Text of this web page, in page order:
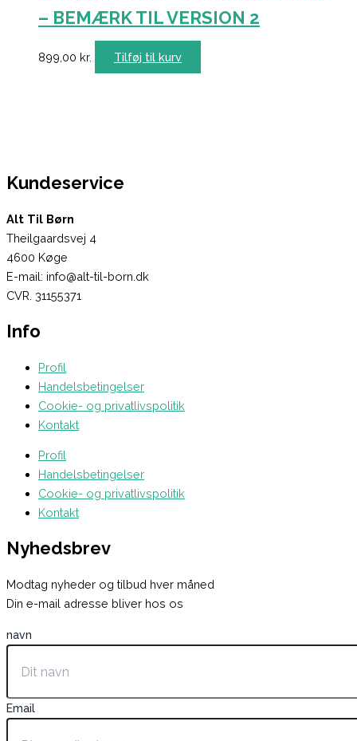
– BEMÆRK TIL VERSION 2
899,00 kr. Tilføj til kurv
Kundeservice
Alt Til Børn
Theilgaardsvej 4
4600 Køge
E-mail: info@alt-til-born.dk
CVR. 31155371
Info
Profil
Handelsbetingelser
Cookie- og privatlivspolitik
Kontakt
Profil
Handelsbetingelser
Cookie- og privatlivspolitik
Kontakt
Nyhedsbrev
Modtag nyheder og tilbud hver måned
Din e-mail adresse bliver hos os
navn
Email